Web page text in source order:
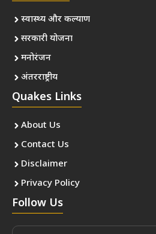
स्वास्थ्य और कल्याण
सरकारी योजना
मनोरंजन
अंतरराष्ट्रीय
Quakes Links
About Us
Contact Us
Disclaimer
Privacy Policy
Follow Us